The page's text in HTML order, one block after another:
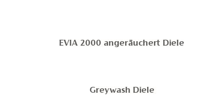
EVIA 2000 angeräuchert Diele
Greywash Diele